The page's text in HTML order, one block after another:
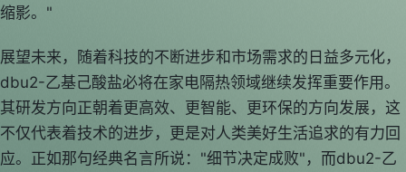
缩影。"
展望未来，随着科技的不断进步和市场需求的日益多元化，
dbu2-乙基己酸盐必将在家电隔热领域继续发挥重要作用。
其研发方向正朝着更高效、更智能、更环保的方向发展，这
不仅代表着技术的进步，更是对人类美好生活追求的有力回
应。正如那句经典名言所说："细节决定成败"，而dbu2-乙